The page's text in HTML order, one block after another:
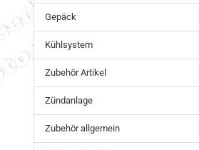
Gepäck
Kühlsystem
Zubehör Artikel
Zündanlage
Zubehör allgemein